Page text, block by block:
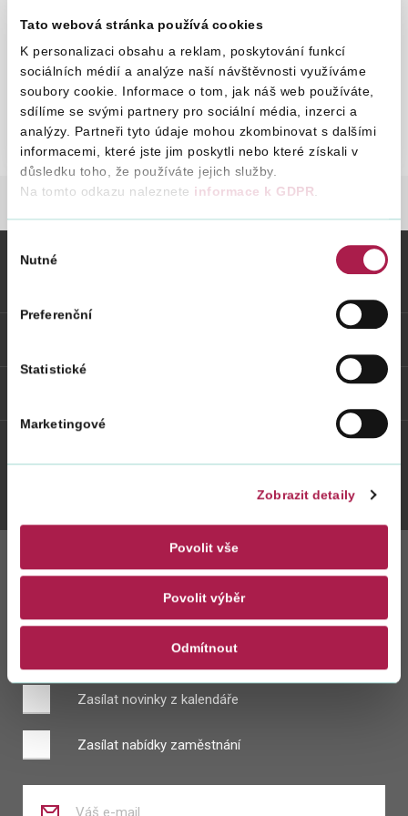
Tato webová stránka používá cookies
K personalizaci obsahu a reklam, poskytování funkcí
sociálních médií a analýze naší návštěvnosti využíváme
soubory cookie. Informace o tom, jak náš web používáte,
sdílíme se svými partnery pro sociální média, inzerci a
analýzy. Partneři tyto údaje mohou zkombinovat s dalšími
informacemi, které jste jim poskytli nebo které získali v
důsledku toho, že používáte jejich služby.
Na tomto odkazu naleznete informace k GDPR
souhlasu
Nutné
Preferenční
Statistické
Marketingové
Zobrazit detaily
Povolit vše
Povolit výběr
Odmítnout
Vyhledat na webu
Zákon č. 338/1992 Sb.
1. 1. 1993
o dani z nemovitých věcí
Twitter Youtube Facebook Instagram
Zůstaňte s námi
v kontaktu
Zasílat novinky z kalendáře
Zasílat nabídky zaměstnání
váš